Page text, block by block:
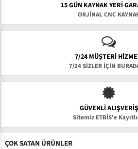
15 GÜN KAYNAK YERI
ORJİNAL CNC
7/24 MÜŞTERİ
7/24 SİZLER İÇİN
GÜVENLI ALIŞVERIŞ
Sitemiz ETBİS'e
ÇOK SATAN ÜRÜNLER